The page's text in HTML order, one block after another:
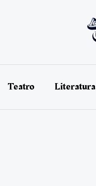
Teatro Literatura